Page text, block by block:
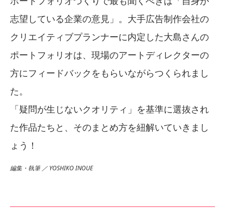
志望している企業の意見」。大手広告制作会社の
クリエイティブプランナーに内定した大島さんの
ポートフォリオは、現場のアートディレクターの
方にフィードバックをもらいながらつくられまし
た。
「疑問が生じないクオリティ」を基準に選抜され
た作品たちと、そのまとめ方を紐解いていきまし
ょう！
編集・執筆 ／ YOSHIKO INOUE